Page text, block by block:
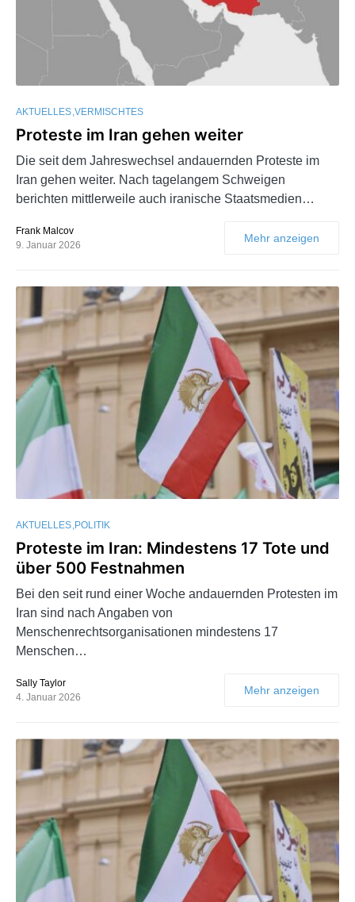
AKTUELLES VERMISCHTES
Proteste im Iran gehen weiter
Die seit dem Jahreswechsel andauernden Proteste im
Iran gehen weiter. Nach tagelangem Schweigen
berichten mittlerweile auch iranische Staatsmedien…
Frank Malcov
9. Januar 2026
Mehr anzeigen
AKTUELLES POLITIK
Proteste im Iran: Mindestens 17 Tote und
über 500 Festnahmen
Bei den seit rund einer Woche andauernden Protesten im
Iran sind nach Angaben von
Menschenrechtsorganisationen mindestens 17
Menschen…
Sally Taylor
4. Januar 2026
Mehr anzeigen